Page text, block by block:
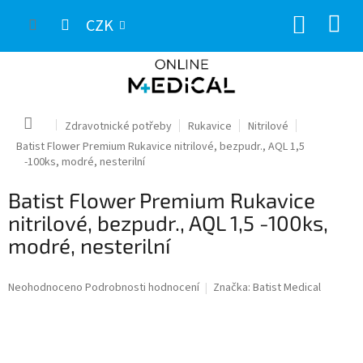
CZK
Domů Zdravotnické potřeby Rukavice
Nitrilové
Batist Flower Premium Rukavice nitrilové, bezpudr., AQL 1,5
-100ks, modré, nesterilní
Batist Flower Premium Rukavice
nitrilové, bezpudr., AQL 1,5 -100ks,
modré, nesterilní
Průměrné
Neohodnoceno Podrobnosti hodnocení Značka: Batist Medical